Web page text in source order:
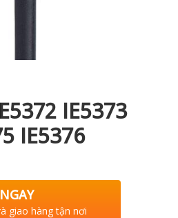
IE5373
IE5376
giao hàng tận nơi